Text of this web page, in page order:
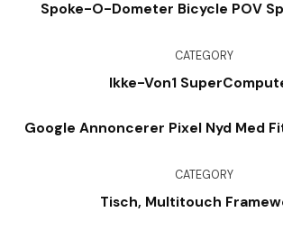
Spoke-O-Dometer Bicycle POV
CATEGORY
Ikke-Von1
Google Annoncerer Pixel Nyd Med
CATEGORY
Tisch, Multitouch